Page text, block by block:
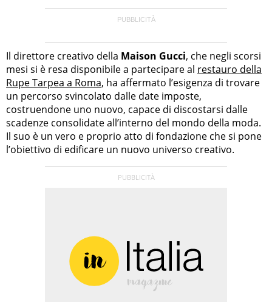
Il direttore creativo della Maison Gucci, che negli scorsi
mesi si è resa disponibile a partecipare al restauro della
Rupe Tarpea a Roma, ha affermato l’esigenza di trovare
un percorso svincolato dalle date imposte,
costruendone uno nuovo, capace di discostarsi dalle
scadenze consolidate all’interno del mondo della moda.
Il suo è un vero e proprio atto di fondazione che si pone
l’obiettivo di edificare un nuovo universo creativo.